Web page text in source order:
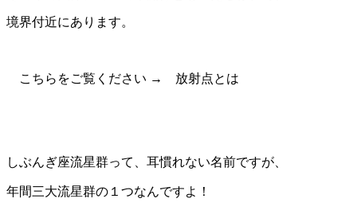
境界付近にあります。
こちらをご覧ください → 放射点とは
しぶんぎ座流星群って、耳慣れない名前ですが、
年間三大流星群の１つなんですよ！